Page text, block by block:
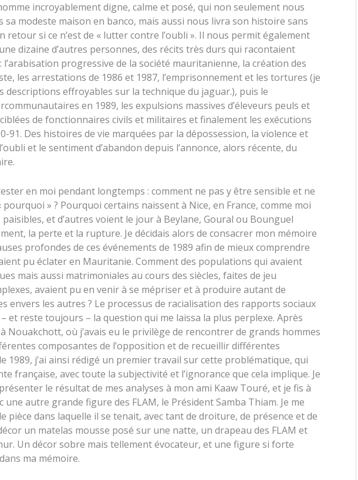
incroyablement digne, calme et posé, qui non seulement nous
sa modeste maison en banco, mais aussi nous livra son histoire sans
si ce n’est de « lutter contre l’oubli ». Il nous permit également
dizaine d’autres personnes, des récits très durs qui racontaient
l’arabisation progressive de la société mauritanienne, la création des
les arrestations de 1986 et 1987, l’emprisonnement et les tortures (je
descriptions effroyables sur la technique du jaguar.), puis le
en 1989, les expulsions massives d’éleveurs peuls et
de fonctionnaires civils et militaires et finalement les exécutions
91. Des histoires de vie marquées par la dépossession, la violence et
et le sentiment d’abandon depuis l’annonce, alors récente, du
en moi pendant longtemps : comment ne pas y être sensible et ne
» ? Pourquoi certains naissent à Nice, en France, comme moi
et d’autres voient le jour à Beylane, Goural ou Bounguel
la perte et la rupture. Je décidais alors de consacrer mon mémoire
profondes de ces événements de 1989 afin de mieux comprendre
pu éclater en Mauritanie. Comment des populations qui avaient
mais aussi matrimoniales au cours des siècles, faites de jeu
avaient pu en venir à se mépriser et à produire autant de
envers les autres ? Le processus de racialisation des rapports sociaux
et reste toujours – la question qui me laissa la plus perplexe. Après
Nouakchott, où j’avais eu le privilège de rencontrer de grands hommes
composantes de l’opposition et de recueillir différentes
1989, j’ai ainsi rédigé un premier travail sur cette problématique, qui
française, avec toute la subjectivité et l’ignorance que cela implique. Je
le résultat de mes analyses à mon ami Kaaw Touré, et je fis à
autre grande figure des FLAM, le Président Samba Thiam. Je me
pièce dans laquelle il se tenait, avec tant de droiture, de présence et de
un matelas mousse posé sur une natte, un drapeau des FLAM et
Un décor sobre mais tellement évocateur, et une figure si forte
ma mémoire.